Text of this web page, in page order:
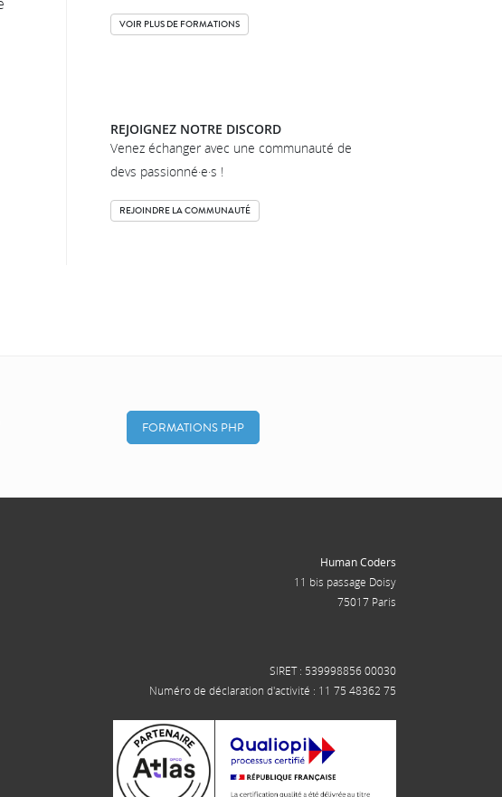
VOIR PLUS DE FORMATIONS
REJOIGNEZ NOTRE DISCORD
Venez échanger avec une communauté de
devs passionné·e·s !
REJOINDRE LA COMMUNAUTÉ
FORMATIONS PHP
Human Coders
11 bis passage Doisy
75017 Paris
SIRET : 539998856 00030
Numéro de déclaration d'activité : 11 75 48362 75